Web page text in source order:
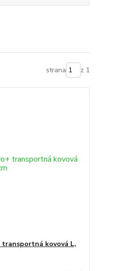
strana z 1
transportná kovová L,